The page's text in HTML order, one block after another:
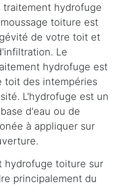
traitement hydrofuge
toiture est
de votre toit et
Le
hydrofuge est
toit des intempéries
L'hydrofuge est un
d'eau ou de
à appliquer sur
hydrofuge toiture sur
principalement du